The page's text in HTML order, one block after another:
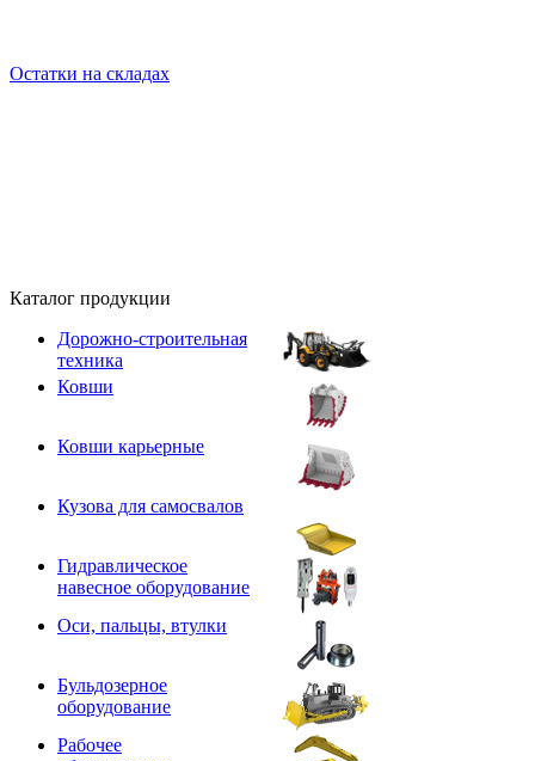
Остатки на складах
Каталог продукции
Дорожно-строительная
техника
Ковши
Ковши карьерные
Кузова для самосвалов
Гидравлическое
навесное оборудование
Оси, пальцы, втулки
Бульдозерное
оборудование
Рабочее